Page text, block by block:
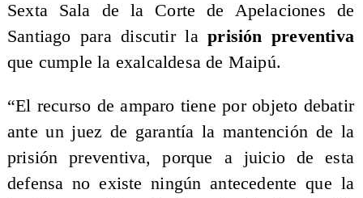
Sexta Sala de la Corte de Apelaciones de
Santiago para discutir laprisión preventiva
que cumple la exalcaldesa de Maipú.
“El recurso de amparo tiene por objeto debatir
ante un juez de garantía la mantención de la
prisión preventiva, porque a juicio de esta
defensa no existe ningún antecedente que la